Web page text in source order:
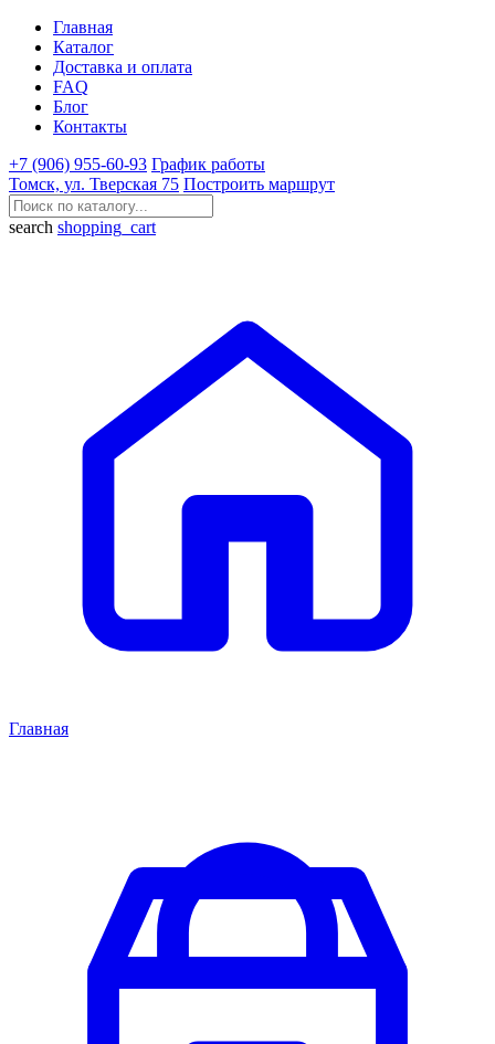
Главная
Каталог
Доставка и оплата
FAQ
Блог
Контакты
+7 (906) 955-60-93 График работы
Томск, ул. Тверская 75 Построить маршрут
search shopping_cart
Главная